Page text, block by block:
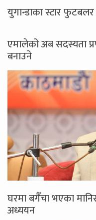
युगान्डाका स्टार
एमालेको अब सदस्यता
बनाउने
घरमा बगैँचा भएका
अध्ययन